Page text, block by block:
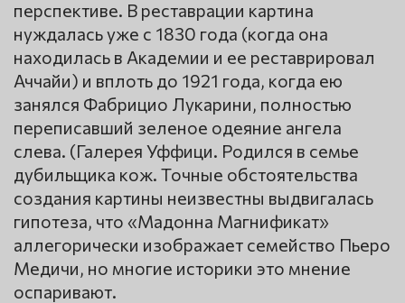
перспективе. В реставрации картина
нуждалась уже с 1830 года (когда она
находилась в Академии и ее реставрировал
Аччайи) и вплоть до 1921 года, когда ею
занялся Фабрицио Лукарини, полностью
переписавший зеленое одеяние ангела
слева. (Галерея Уффици. Родился в семье
дубильщика кож. Точные обстоятельства
создания картины неизвестны выдвигалась
гипотеза, что «Мадонна Магнификат»
аллегорически изображает семейство Пьеро
Медичи, но многие историки это мнение
оспаривают.